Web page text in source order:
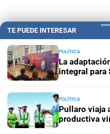
TE PUEDE INTERESAR
POLÍTICA
La
integral para
POLÍTICA
Pullaro viaja
productiva